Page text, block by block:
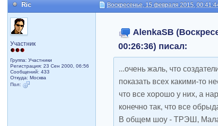
Ric Воскресенье, 15 февраля 2015,
Участник
Группа: Участники
Регистрация: 23 Сен 2000, 06:56
Сообщений: 433
Откуда: Москва
Пол:
AlenkaSB
00:26:36) писал:
...очень жаль, что
показать всех какими-то
что все хорошо у них, а
конечно так, что все
В общем шоу - ТРЭШ,